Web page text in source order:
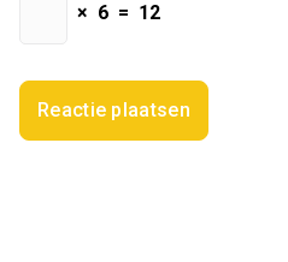
× 6 = 12